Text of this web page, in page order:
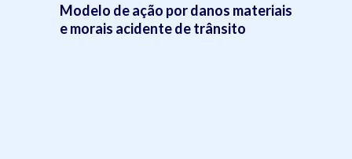
Modelo de ação por danos materiais
e morais acidente de trânsito